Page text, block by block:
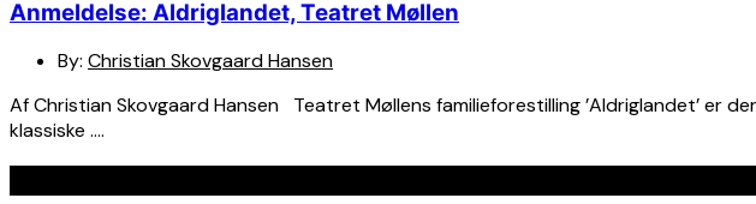
Anmeldelse: Aldriglandet, Teatret Møllen
By: Christian Skovgaard Hansen
Af Christian Skovgaard Hansen Teatret Møllens familieforestilling ’Aldriglandet’ er
klassiske ….